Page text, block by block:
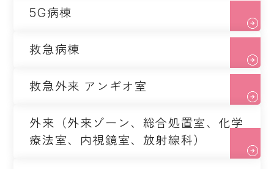
5G病棟
救急病棟
救急外来 アンギオ室
外来（外来ゾーン、総合処置室、化学
療法室、内視鏡室、放射線科）